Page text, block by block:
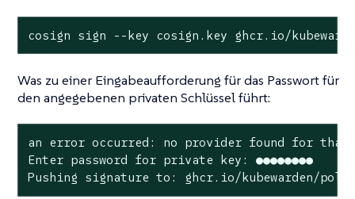
cosign sign --key cosign.key ghcr.io/
Was zu einer Eingabeaufforderung für das Passwort für
den angegebenen privaten Schlüssel führt:
an error occurred: no provider found for
Enter password for private key: ●●●●●●●●
Pushing signature to: ghcr.io/kubewarden/